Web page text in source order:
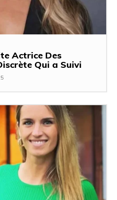
Actrice Des
Qui a Suivi